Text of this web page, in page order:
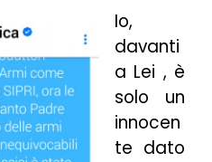
Io,
davanti
a Lei , è
solo un
innocen
te dato